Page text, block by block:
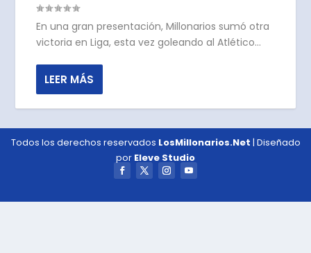
En una gran presentación, Millonarios sumó otra
victoria en Liga, esta vez goleando al Atlético...
LEER MÁS
Todos los derechos reservados LosMillonarios.Net | Diseñado
por Eleve Studio